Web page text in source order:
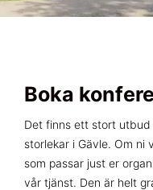
Boka
Det finns ett stort utbud
storlekar i Gävle. Om ni
som passar just er
vår tjänst. Den är helt